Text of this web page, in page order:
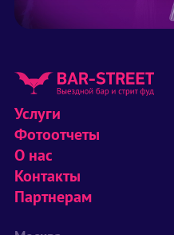
Услуги
Фотоотчеты
О нас
Контакты
Партнерам